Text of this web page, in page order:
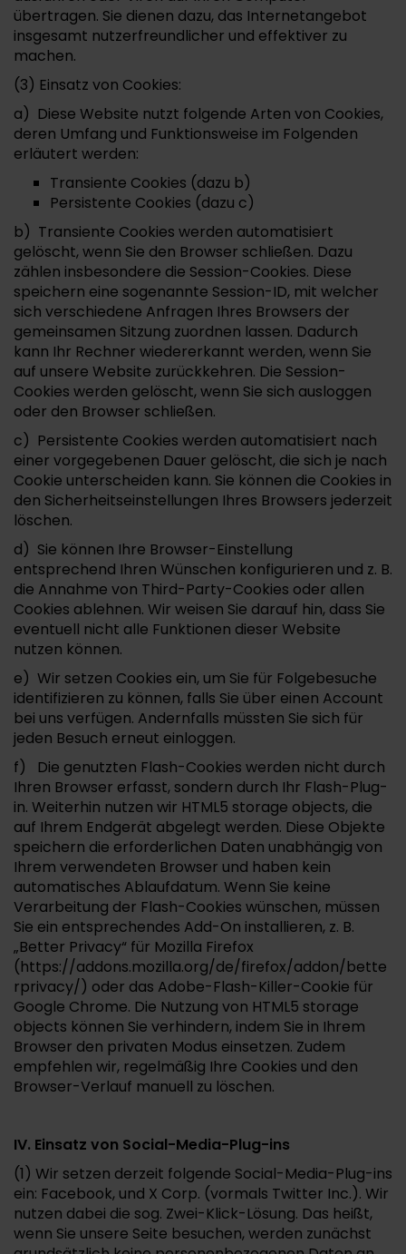
übertragen. Sie dienen dazu, das Internetangebot
insgesamt nutzerfreundlicher und effektiver zu
machen.
(3) Einsatz von Cookies:
a) Diese Website nutzt folgende Arten von Cookies,
deren Umfang und Funktionsweise im Folgenden
erläutert werden:
Transiente Cookies (dazu b)
Persistente Cookies (dazu c)
b) Transiente Cookies werden automatisiert
gelöscht, wenn Sie den Browser schließen. Dazu
zählen insbesondere die Session-Cookies. Diese
speichern eine sogenannte Session-ID, mit welcher
sich verschiedene Anfragen Ihres Browsers der
gemeinsamen Sitzung zuordnen lassen. Dadurch
kann Ihr Rechner wiedererkannt werden, wenn Sie
auf unsere Website zurückkehren. Die Session-
Cookies werden gelöscht, wenn Sie sich ausloggen
oder den Browser schließen.
c) Persistente Cookies werden automatisiert nach
einer vorgegebenen Dauer gelöscht, die sich je nach
Cookie unterscheiden kann. Sie können die Cookies in
den Sicherheitseinstellungen Ihres Browsers jederzeit
löschen.
d) Sie können Ihre Browser-Einstellung
entsprechend Ihren Wünschen konfigurieren und z. B.
die Annahme von Third-Party-Cookies oder allen
Cookies ablehnen. Wir weisen Sie darauf hin, dass Sie
eventuell nicht alle Funktionen dieser Website
nutzen können.
e) Wir setzen Cookies ein, um Sie für Folgebesuche
identifizieren zu können, falls Sie über einen Account
bei uns verfügen. Andernfalls müssten Sie sich für
jeden Besuch erneut einloggen.
f) Die genutzten Flash-Cookies werden nicht durch
Ihren Browser erfasst, sondern durch Ihr Flash-Plug-
in. Weiterhin nutzen wir HTML5 storage objects, die
auf Ihrem Endgerät abgelegt werden. Diese Objekte
speichern die erforderlichen Daten unabhängig von
Ihrem verwendeten Browser und haben kein
automatisches Ablaufdatum. Wenn Sie keine
Verarbeitung der Flash-Cookies wünschen, müssen
Sie ein entsprechendes Add-On installieren, z. B.
„Better Privacy“ für Mozilla Firefox
(https://addons.mozilla.org/de/firefox/addon/bette
rprivacy/) oder das Adobe-Flash-Killer-Cookie für
Google Chrome. Die Nutzung von HTML5 storage
objects können Sie verhindern, indem Sie in Ihrem
Browser den privaten Modus einsetzen. Zudem
empfehlen wir, regelmäßig Ihre Cookies und den
Browser-Verlauf manuell zu löschen.
IV. Einsatz von Social-Media-Plug-ins
(1) Wir setzen derzeit folgende Social-Media-Plug-ins
ein: Facebook, und X Corp. (vormals Twitter Inc.). Wir
nutzen dabei die sog. Zwei-Klick-Lösung. Das heißt,
wenn Sie unsere Seite besuchen, werden zunächst